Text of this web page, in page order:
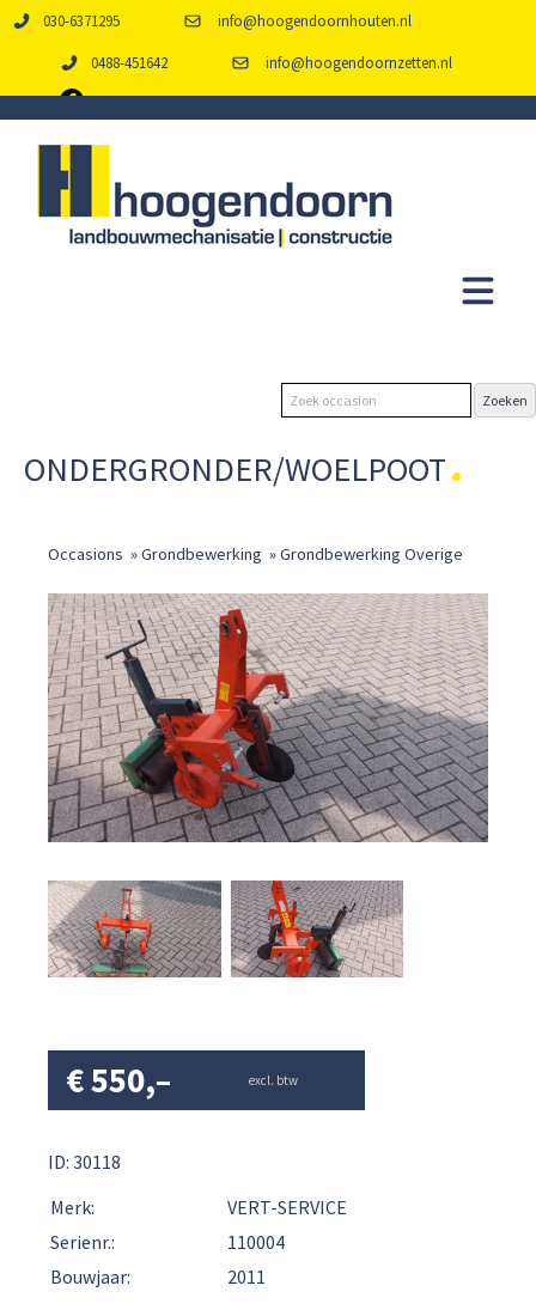
030-6371295 info@hoogendoornhouten.nl
0488-451642 info@hoogendoornzetten.nl
ONDERGRONDER/WOELPOOT
Occasions »Grondbewerking »Grondbewerking Overige
€550,– excl. btw
ID: 30118
Merk:
VERT-SERVICE
Serienr.:
110004
Bouwjaar:
2011